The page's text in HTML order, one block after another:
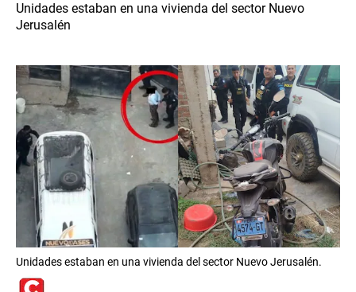
Unidades estaban en una vivienda del sector Nuevo
Jerusalén
Unidades estaban en una vivienda del sector Nuevo Jerusalén.